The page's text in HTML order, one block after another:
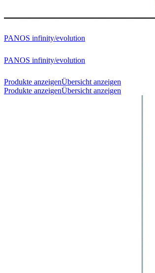
PANOS infinity/evolution
PANOS infinity/evolution
Produkte anzeigenÜbersicht anzeigen
Produkte anzeigenÜbersicht anzeigen